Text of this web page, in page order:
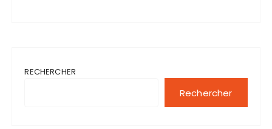
RECHERCHER
Rechercher